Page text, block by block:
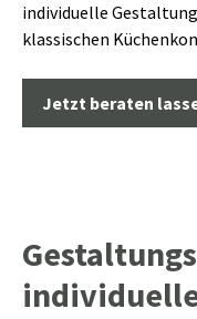
individuelle
klassischen
Jetzt beraten